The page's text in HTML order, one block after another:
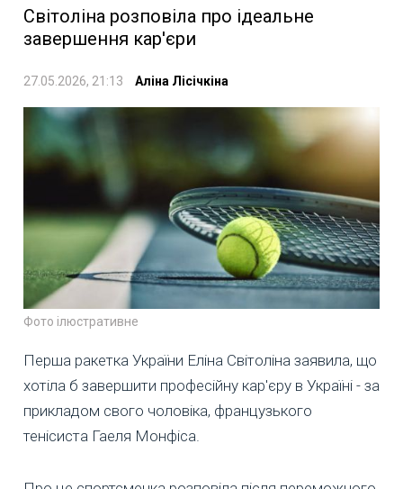
Світоліна розповіла про ідеальне
завершення кар'єри
27.05.2026, 21:13 Аліна Лісічкіна
Фото ілюстративне
Перша ракетка України Еліна Світоліна заявила, що
хотіла б завершити професійну кар'єру в Україні - за
прикладом свого чоловіка, французького
тенісиста Гаеля Монфіса.